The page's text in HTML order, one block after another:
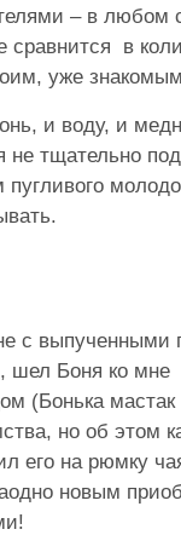
– в любом
сравнится в
уже
и воду, и
не тщательно
с выпученными
шел Боня ко
(Бонька мастак
но об этом
его на рюмку
новым